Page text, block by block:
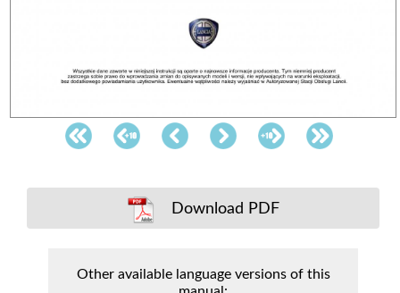
Download PDF
Other available language versions of this